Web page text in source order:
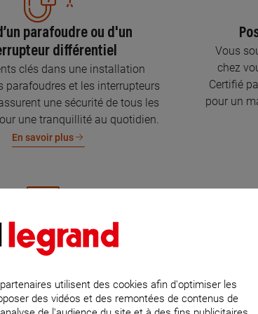
parafoudre ou d'un
différentiel
clés dans une installation
parafoudres et les interrupteurs
une sécurité de tous les
une tranquillité au quotidien.
En savoir plus
Vous
chez
Certifié
pour un
normes de l’installation
implique la sécurité et la
votre famille et de vos biens,
Pour
utilisent des cookies afin d'optimiser les
des vidéos et des remontées de contenus de